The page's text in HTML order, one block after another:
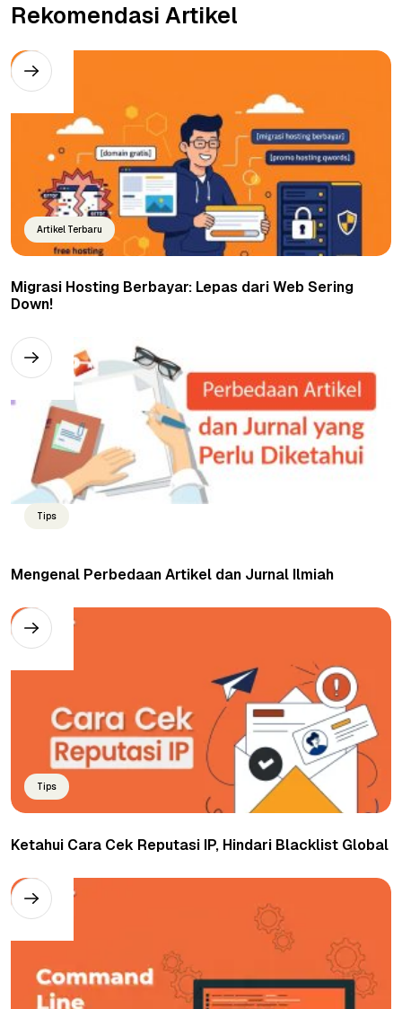
Rekomendasi Artikel
Artikel Terbaru
Migrasi Hosting Berbayar: Lepas dari Web Sering
Down!
Tips
Mengenal Perbedaan Artikel dan Jurnal Ilmiah
Tips
Ketahui Cara Cek Reputasi IP, Hindari Blacklist Global